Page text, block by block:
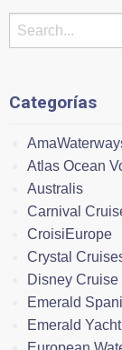
Categorías
Atlas Ocean
Australis
Carnival
CroisiEurope
Crystal
Disney Cruise
Emerald
Emerald